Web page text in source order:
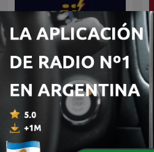
Enjambre de Ideas